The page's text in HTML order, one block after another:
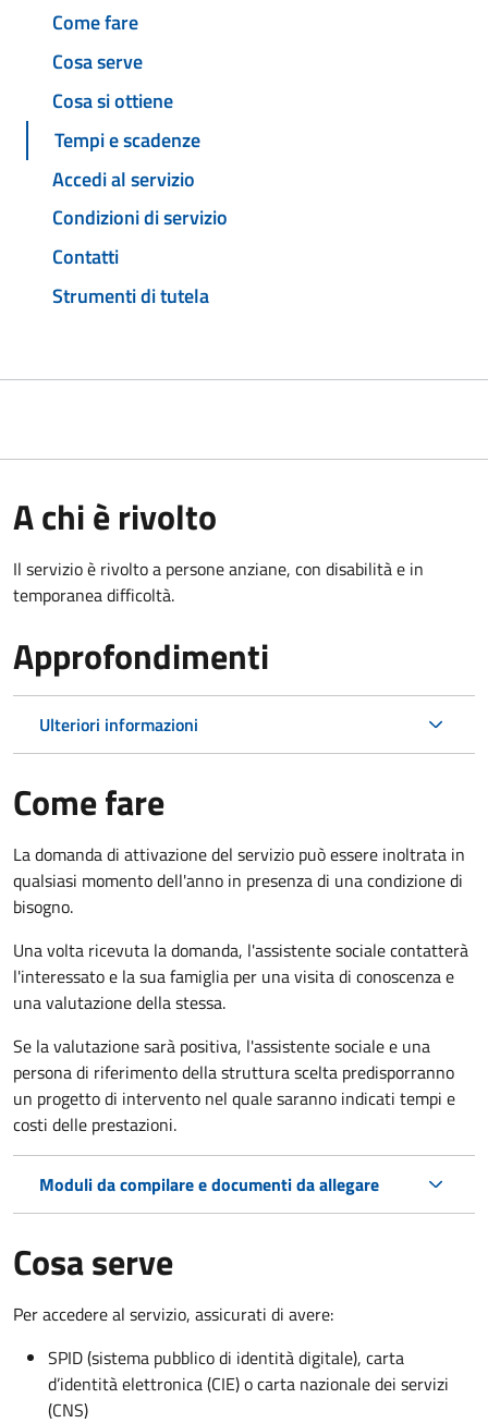
Come fare
Cosa serve
Cosa si ottiene
Tempi e scadenze
Accedi al servizio
Condizioni di servizio
Contatti
Strumenti di tutela
A chi è rivolto
Il servizio è rivolto a persone anziane, con disabilità e in
temporanea difficoltà.
Approfondimenti
Ulteriori informazioni
Come fare
La domanda di attivazione del servizio può essere inoltrata in
qualsiasi momento dell'anno in presenza di una condizione di
bisogno.
Una volta ricevuta la domanda, l'assistente sociale contatterà
l'interessato e la sua famiglia per una visita di conoscenza e
una valutazione della stessa.
Se la valutazione sarà positiva, l'assistente sociale e una
persona di riferimento della struttura scelta predisporranno
un progetto di intervento nel quale saranno indicati tempi e
costi delle prestazioni.
Moduli da compilare e documenti da allegare
Cosa serve
Per accedere al servizio, assicurati di avere:
SPID (sistema pubblico di identità digitale), carta
d’identità elettronica (CIE) o carta nazionale dei servizi
(CNS)